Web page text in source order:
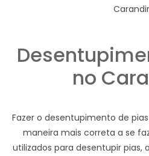
no
Fazer o desentupimento de
maneira mais correta a se
utilizados para desentupir